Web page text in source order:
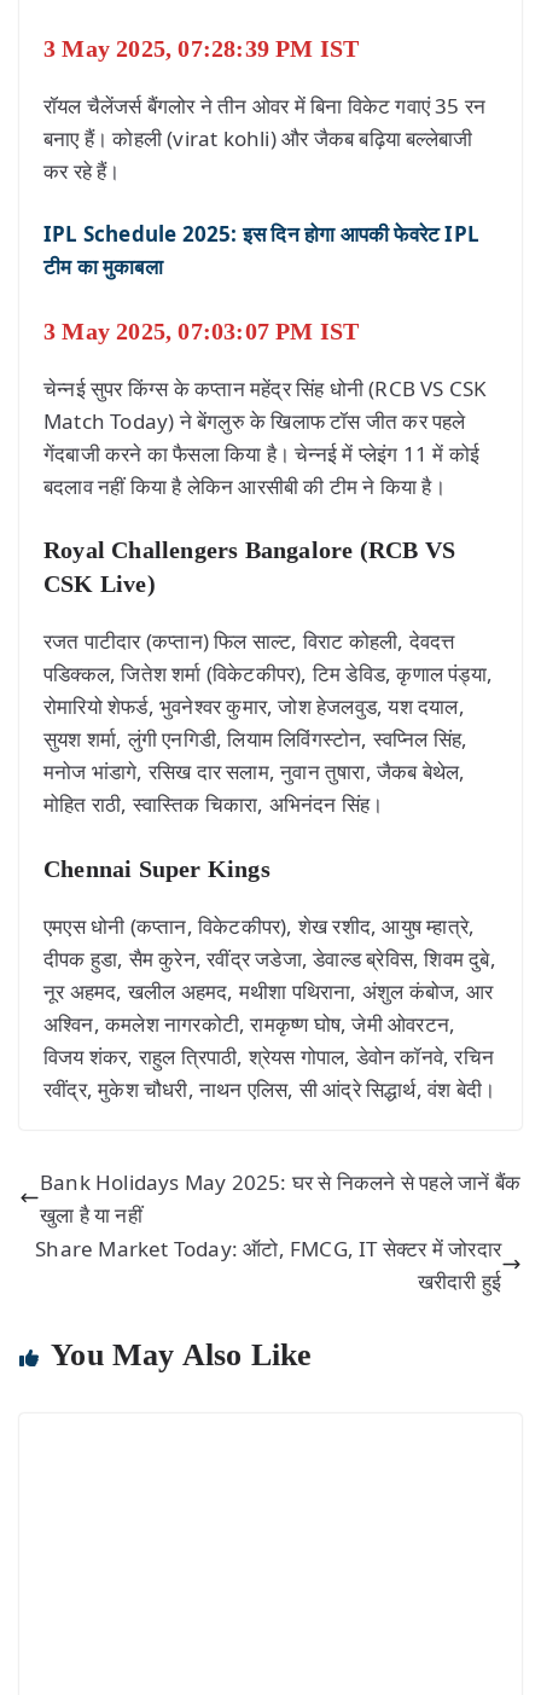
3 May 2025, 07:28:39 PM IST
रॉयल चैलेंजर्स बैंगलोर ने तीन ओवर में बिना विकेट गवाएं 35 रन
बनाए हैं। कोहली (virat kohli) और जैकब बढ़िया बल्लेबाजी
कर रहे हैं।
IPL Schedule 2025: इस दिन होगा आपकी फेवरेट IPL
टीम का मुकाबला
3 May 2025, 07:03:07 PM IST
चेन्नई सुपर किंग्स के कप्तान महेंद्र सिंह धोनी (RCB VS CSK
Match Today) ने बेंगलुरु के खिलाफ टॉस जीत कर पहले
गेंदबाजी करने का फैसला किया है। चेन्नई में प्लेइंग 11 में कोई
बदलाव नहीं किया है लेकिन आरसीबी की टीम ने किया है।
Royal Challengers Bangalore (RCB VS
CSK Live)
रजत पाटीदार (कप्तान) फिल साल्ट, विराट कोहली, देवदत्त
पडिक्कल, जितेश शर्मा (विकेटकीपर), टिम डेविड, कृणाल पंड्या,
रोमारियो शेफर्ड, भुवनेश्वर कुमार, जोश हेजलवुड, यश दयाल,
सुयश शर्मा, लुंगी एनगिडी, लियाम लिविंगस्टोन, स्वप्निल सिंह,
मनोज भांडागे, रसिख दार सलाम, नुवान तुषारा, जैकब बेथेल,
मोहित राठी, स्वास्तिक चिकारा, अभिनंदन सिंह।
Chennai Super Kings
एमएस धोनी (कप्तान, विकेटकीपर), शेख रशीद, आयुष म्हात्रे,
दीपक हुडा, सैम कुरेन, रवींद्र जडेजा, डेवाल्ड ब्रेविस, शिवम दुबे,
नूर अहमद, खलील अहमद, मथीशा पथिराना, अंशुल कंबोज, आर
अश्विन, कमलेश नागरकोटी, रामकृष्ण घोष, जेमी ओवरटन,
विजय शंकर, राहुल त्रिपाठी, श्रेयस गोपाल, डेवोन कॉनवे, रचिन
रवींद्र, मुकेश चौधरी, नाथन एलिस, सी आंद्रे सिद्धार्थ, वंश बेदी।
Bank Holidays May 2025: घर से निकलने से पहले जानें बैंक
खुला है या नहीं
Share Market Today: ऑटो, FMCG, IT सेक्टर में जोरदार
खरीदारी हुई
You May Also Like